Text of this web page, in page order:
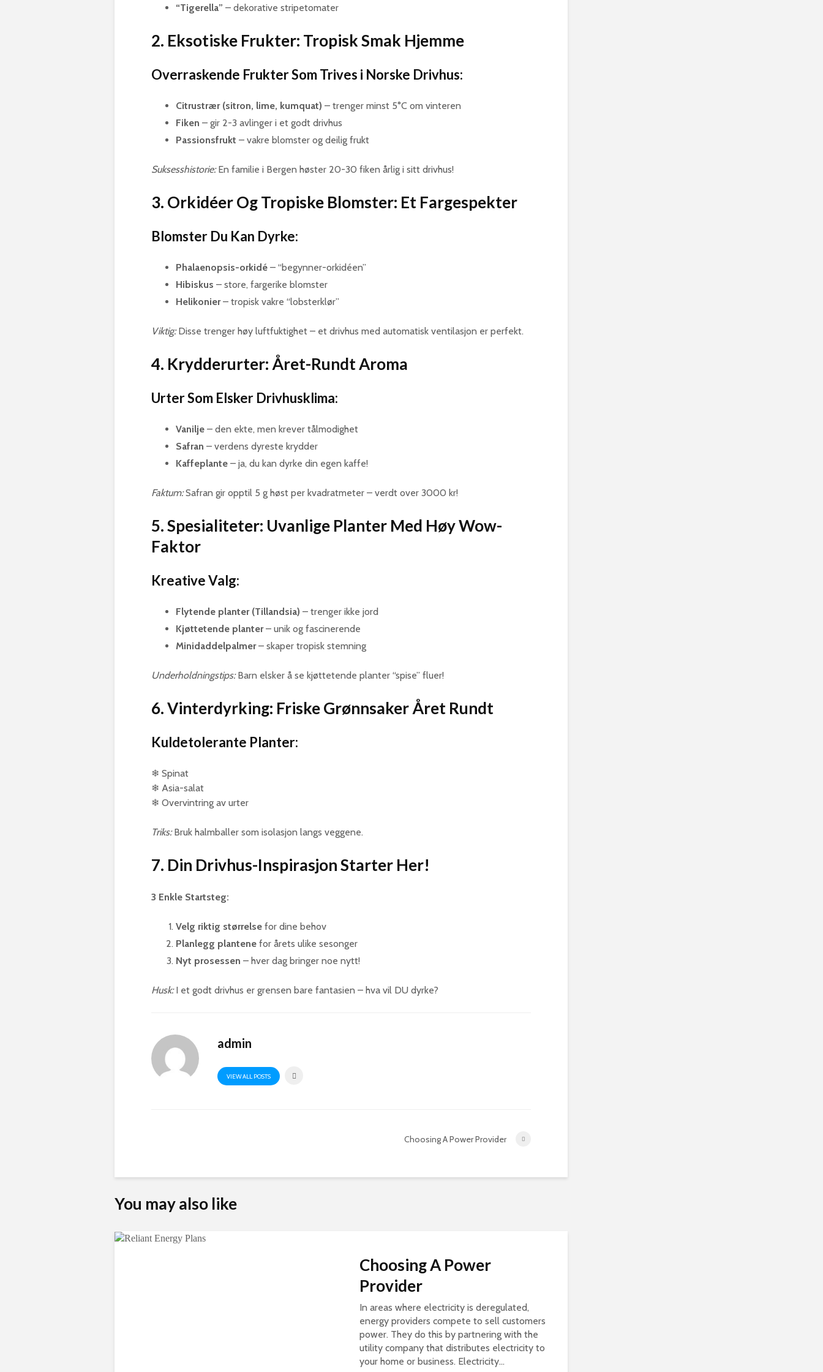
“Tigerella” – dekorative stripetomater
2. Eksotiske Frukter: Tropisk Smak Hjemme
Overraskende Frukter Som Trives i Norske Drivhus:
Citrustrær (sitron, lime, kumquat) – trenger minst 5°C om vinteren
Fiken – gir 2-3 avlinger i et godt drivhus
Passionsfrukt – vakre blomster og deilig frukt
Suksesshistorie:En familie i Bergen høster 20-30 fiken årlig i sitt drivhus!
3. Orkidéer Og Tropiske Blomster: Et Fargespekter
Blomster Du Kan Dyrke:
Phalaenopsis-orkidé – “begynner-orkidéen”
Hibiskus – store, fargerike blomster
Helikonier– tropisk vakre “lobsterklør”
Viktig:Disse trenger høy luftfuktighet – et drivhus med automatisk ventilasjon er perfekt.
4. Krydderurter: Året-Rundt Aroma
Urter Som Elsker Drivhusklima:
Vanilje – den ekte, men krever tålmodighet
Safran – verdens dyreste krydder
Kaffeplante – ja, du kan dyrke din egen kaffe!
Faktum:Safran gir opptil 5 g høst per kvadratmeter – verdt over 3000 kr!
5. Spesialiteter: Uvanlige Planter Med Høy Wow-
Faktor
Kreative Valg:
Flytende planter (Tillandsia) – trenger ikke jord
Kjøttetende planter– unik og fascinerende
Minidaddelpalmer– skaper tropisk stemning
Underholdningstips:Barn elsker å se kjøttetende planter “spise” fluer!
6. Vinterdyrking: Friske Grønnsaker Året Rundt
Kuldetolerante Planter:
❄ Spinat
❄ Asia-salat
❄ Overvintring av urter
Triks:Bruk halmballer som isolasjon langs veggene.
7. Din Drivhus-Inspirasjon Starter Her!
3 Enkle Startsteg:
Velg riktig størrelse for dine behov
Planlegg plantene for årets ulike sesonger
Nyt prosessen – hver dag bringer noe nytt!
Husk:I et godt drivhus er grensen bare fantasien – hva vil DU dyrke?
admin
VIEW ALL POSTS
Choosing A Power Provider
You may also like
Choosing A Power
Provider
In areas where electricity is deregulated,
energy providers compete to sell customers
power. They do this by partnering with the
utility company that distributes electricity to
your home or business. Electricity...